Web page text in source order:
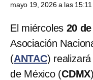
mayo 19, 2026 a las
El miércoles 20
Asociación
(ANTAC)
de México (CDMX